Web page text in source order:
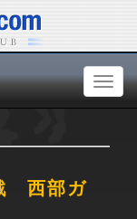
Toggle
西部ガ